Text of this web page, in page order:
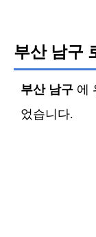
부산 남구
부산 남구 에
었습니다.